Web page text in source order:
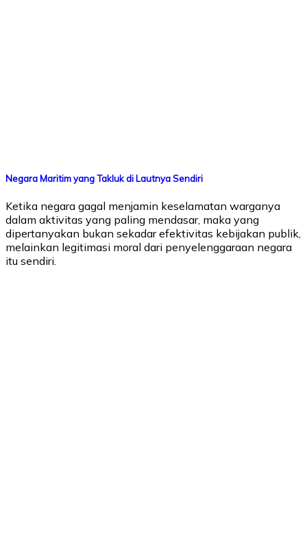
Negara Maritim yang Takluk di Lautnya Sendiri
Ketika negara gagal menjamin keselamatan warganya
dalam aktivitas yang paling mendasar, maka yang
dipertanyakan bukan sekadar efektivitas kebijakan publik,
melainkan legitimasi moral dari penyelenggaraan negara
itu sendiri.